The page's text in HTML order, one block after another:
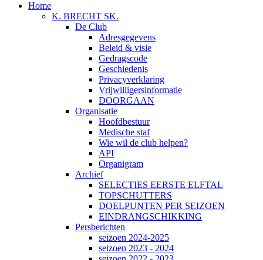
Home
K. BRECHT SK.
De Club
Adresgegevens
Beleid & visie
Gedragscode
Geschiedenis
Privacyverklaring
Vrijwilligersinformatie
DOORGAAN
Organisatie
Hoofdbestuur
Medische staf
Wie wil de club helpen?
API
Organigram
Archief
SELECTIES EERSTE ELFTAL
TOPSCHUTTERS
DOELPUNTEN PER SEIZOEN
EINDRANGSCHIKKING
Persberichten
seizoen 2024-2025
seizoen 2023 - 2024